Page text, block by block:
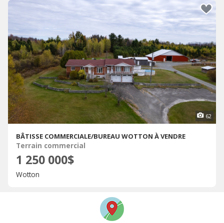
62
BÂTISSE COMMERCIALE/BUREAU WOTTON À VENDRE
Terrain commercial
1 250 000$
Wotton